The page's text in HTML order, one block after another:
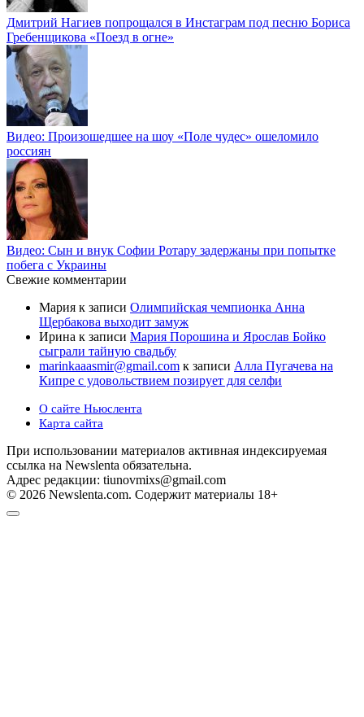
Дмитрий Нагиев попрощался в Инстаграм под песню Бориса
Гребенщикова «Поезд в огне»
Видео: Произошедшее на шоу «Поле чудес» ошеломило
россиян
Видео: Сын и внук Софии Ротару задержаны при попытке
побега с Украины
Свежие комментарии
Мария к записи Олимпийская чемпионка Анна
Щербакова выходит замуж
Ирина к записи Мария Порошина и Ярослав Бойко
сыграли тайную свадьбу
marinkaaasmir@gmail.com к записи Алла Пугачева на
Кипре с удовольствием позирует для селфи
О сайте Ньюслента
Карта сайта
При использовании материалов активная индексируемая
ссылка на Newslenta обязательна.
Адрес редакции: tiunovmixs@gmail.com
© 2026 Newslenta.com. Содержит материалы 18+